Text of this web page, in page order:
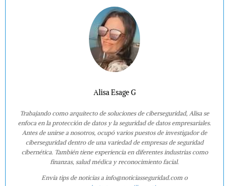
Alisa Esage G
Trabajando como arquitecto de soluciones de ciberseguridad, Alisa se
enfoca en la protección de datos y la seguridad de datos empresariales.
Antes de unirse a nosotros, ocupó varios puestos de investigador de
ciberseguridad dentro de una variedad de empresas de seguridad
cibernética. También tiene experiencia en diferentes industrias como
finanzas, salud médica y reconocimiento facial.
Envía tips de noticias a info@noticiasseguridad.com o